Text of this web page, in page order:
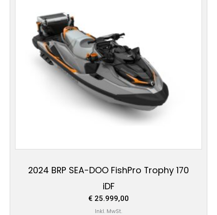
2024 BRP SEA-DOO FishPro Trophy 170
iDF
€ 25.999,00
Inkl. MwSt.